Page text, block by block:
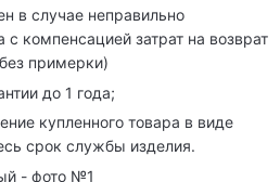
в случае неправильно
компенсацией затрат на возврат
примерки)
до 1 года;
купленного товара в виде
срок службы изделия.